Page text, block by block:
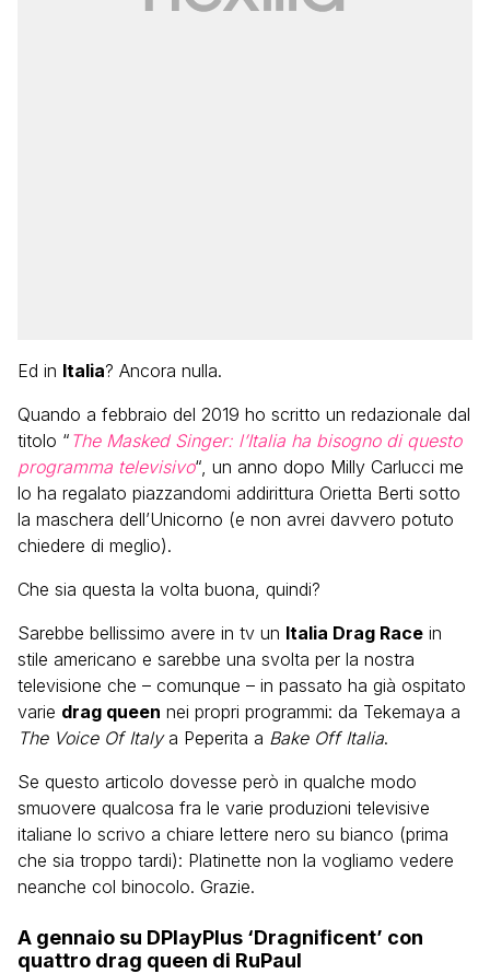
Ed in Italia? Ancora nulla.
Quando a febbraio del 2019 ho scritto un redazionale dal
titolo “ The Masked Singer: l’Italia ha bisogno di questo
programma televisivo“, un anno dopo Milly Carlucci me
lo ha regalato piazzandomi addirittura Orietta Berti sotto
la maschera dell’Unicorno (e non avrei davvero potuto
chiedere di meglio).
Che sia questa la volta buona, quindi?
Sarebbe bellissimo avere in tv un Italia Drag Race in
stile americano e sarebbe una svolta per la nostra
televisione che – comunque – in passato ha già ospitato
varie drag queen nei propri programmi: da Tekemaya a
The Voice Of Italya Peperita a Bake Off Italia.
Se questo articolo dovesse però in qualche modo
smuovere qualcosa fra le varie produzioni televisive
italiane lo scrivo a chiare lettere nero su bianco (prima
che sia troppo tardi): Platinette non la vogliamo vedere
neanche col binocolo. Grazie.
A gennaio su DPlayPlus ‘Dragnificent’ con
quattro drag queen di RuPaul